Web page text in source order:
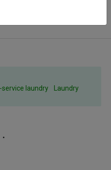
laundry
Laundry